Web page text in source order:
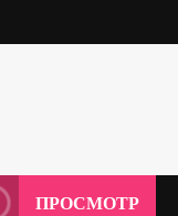
ПРОСМОТР